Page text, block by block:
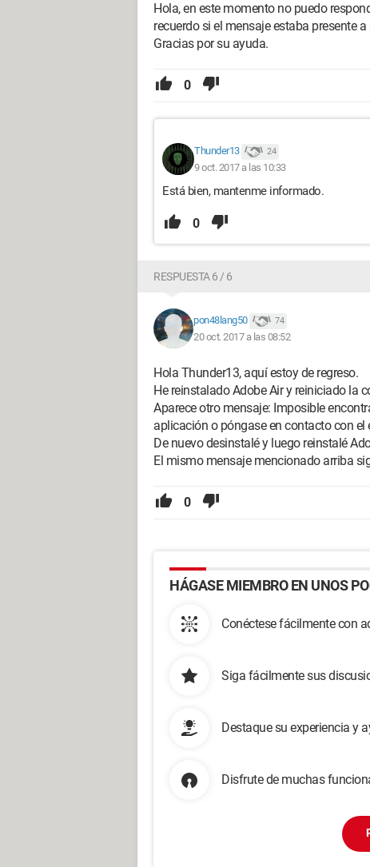
Hola, en este momento no puedo
recuerdo si el mensaje estaba presente
Gracias por su ayuda.
0
Thunder13 24
9 oct. 2017 a las 10:33
Está bien, mantenme informado.
0
RESPUESTA 6 / 6
pon48lang50 74
20 oct. 2017 a las 08:52
Hola Thunder13, aquí estoy de regreso.
He reinstalado Adobe Air y reiniciado la
Aparece otro mensaje: Imposible
aplicación o póngase en contacto con el
De nuevo desinstalé y luego reinstalé
El mismo mensaje mencionado arriba
0
HÁGASE MIEMBRO EN UNOS
Conéctese fácilmente con
Siga fácilmente sus
Destaque su experiencia y
Disfrute de muchas